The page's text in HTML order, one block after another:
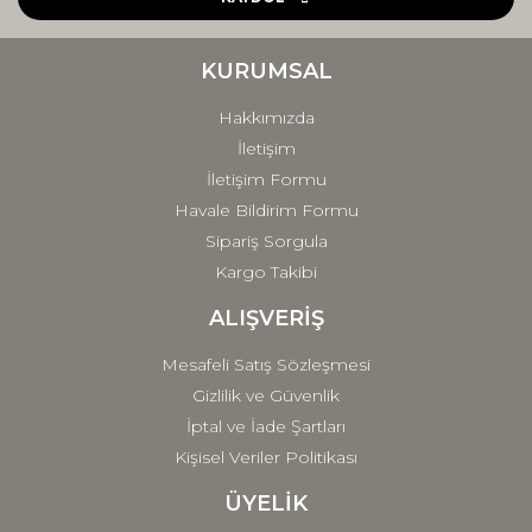
Ürün fiyatı diğer sitelerden daha pahalı.
Gönder
KURUMSAL
Hakkımızda
İletişim
İletişim Formu
Havale Bildirim Formu
Sipariş Sorgula
Kargo Takibi
ALIŞVERİŞ
Mesafeli Satış Sözleşmesi
Gizlilik ve Güvenlik
İptal ve İade Şartları
Kişisel Veriler Politikası
ÜYELİK